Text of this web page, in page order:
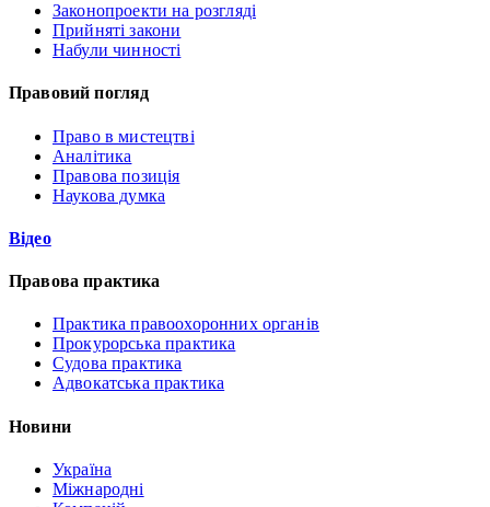
Законопроекти на розгляді
Прийняті закони
Набули чинності
Правовий погляд
Право в мистецтві
Аналітика
Правова позиція
Наукова думка
Відео
Правова практика
Практика правоохоронних органів
Прокурорська практика
Судова практика
Адвокатська практика
Новини
Україна
Міжнародні